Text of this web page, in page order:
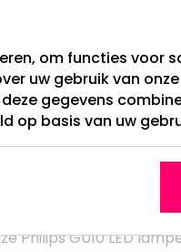
inbouwspots
Philips GU10 LED
om functies voor
uw gebruik van
gegevens
op basis van uw